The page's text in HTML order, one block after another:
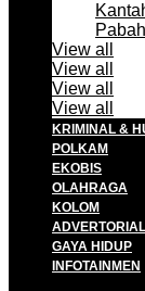
View all
View all
View all
View all
KRIMINAL &
POLKAM
EKOBIS
OLAHRAGA
KOLOM
ADVERTORIAL
GAYA HIDUP
INFOTAINMEN